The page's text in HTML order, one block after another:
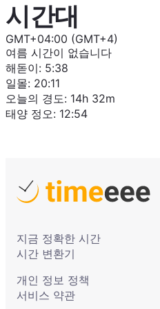
시간대
GMT+04:00 (GMT+4)
여름 시간이 없습니다
해돋이: 5:38
일몰: 20:11
오늘의 경도: 14h 32m
태양 정오: 12:54
지금 정확한 시간
시간 변환기
개인 정보 정책
서비스 약관